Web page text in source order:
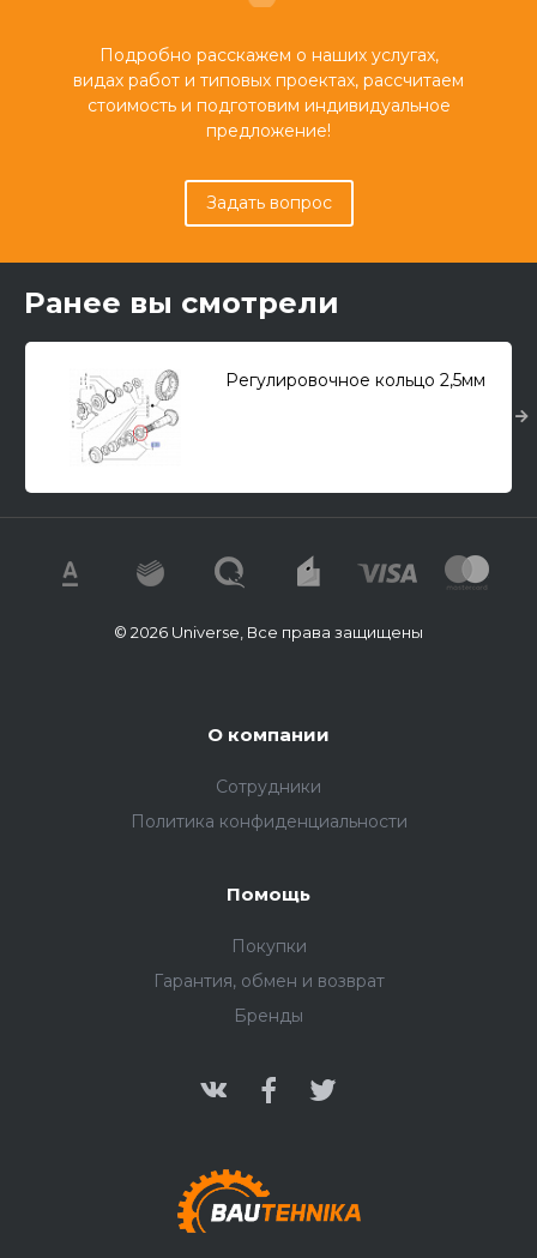
Подробно расскажем о наших услугах,
видах работ и типовых проектах, рассчитаем
стоимость и подготовим индивидуальное
предложение!
Задать вопрос
Ранее вы смотрели
Регулировочное кольцо 2,5мм
© 2026 Universe, Все права защищены
О компании
Сотрудники
Политика конфиденциальности
Помощь
Покупки
Гарантия, обмен и возврат
Бренды